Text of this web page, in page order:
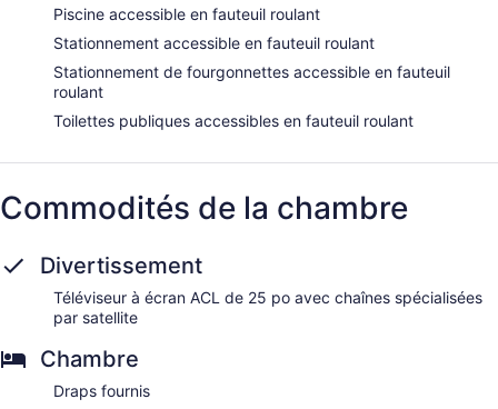
Piscine accessible en fauteuil roulant
Stationnement accessible en fauteuil roulant
Stationnement de fourgonnettes accessible en fauteuil
roulant
Toilettes publiques accessibles en fauteuil roulant
Commodités de la chambre
Divertissement
Téléviseur à écran ACL de 25 po avec chaînes spécialisées
par satellite
Chambre
Draps fournis